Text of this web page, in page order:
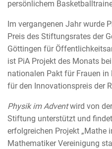
persönlichem
Im vergangenen Jahr wurde
Preis des Stiftungsrates der
Göttingen für
ist PiA Projekt des Monats
nationalen Pakt für Frauen in
für den Innovationspreis der
Physik im Adventwird von
Stiftung unterstützt und
erfolgreichen Projekt „Mathe
Mathematiker Vereinigung